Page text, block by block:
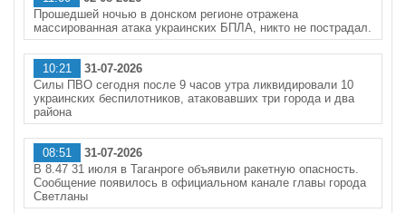
Прошедшей ночью в донском регионе отражена
массированная атака украинских БПЛА, никто не пострадал.
10:21
31-07-2026
Силы ПВО сегодня после 9 часов утра ликвидировали 10
украинских беспилотников, атаковавших три города и два
района
08:51
31-07-2026
В 8.47 31 июля в Таганроге объявили ракетную опасность.
Сообщение появилось в официальном канале главы города
Светланы